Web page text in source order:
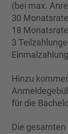
(bei max.
30
18
3
Hinzu
für die
Die gesamten